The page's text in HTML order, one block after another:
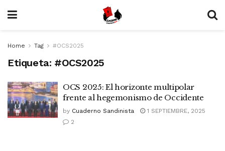
Home Tag #OCS2025
Etiqueta: #OCS2025
OCS 2025: El horizonte multipolar
frente al hegemonismo de Occidente
by Cuaderno Sandinista
1 SEPTIEMBRE, 2025
2